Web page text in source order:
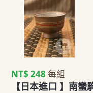
NT$ 248 每組
【日本進口 】南